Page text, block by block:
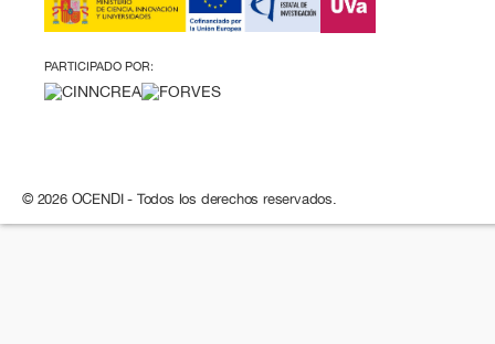
PARTICIPADO POR:
© 2026 OCENDI - Todos los derechos reservados.